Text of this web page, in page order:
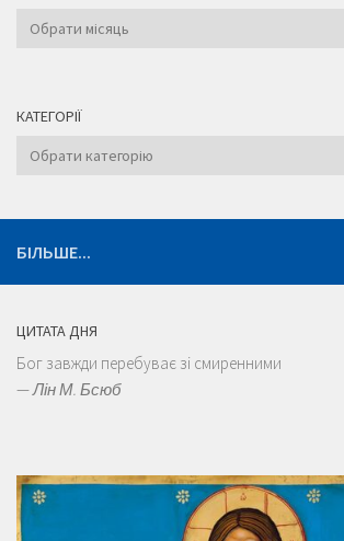
Архіви
КАТЕГОРІЇ
Категорії
БІЛЬШЕ...
ЦИТАТА ДНЯ
Бог завжди перебуває зі смиренними
—Лін М. Бсюб